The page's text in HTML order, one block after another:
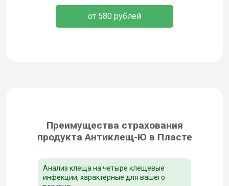
от 580 рублей
Преимущества страхования
продукта Антиклещ-Ю в Пласте
Анализ клеща на четыре клещевые
инфекции, характерные для вашего